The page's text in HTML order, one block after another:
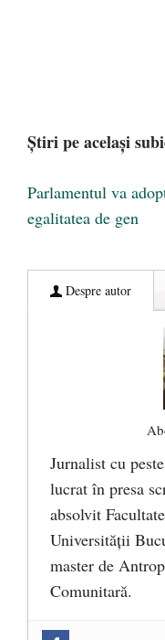
Știri pe același
Parlamentul va
egalitatea de gen
Despre autor
Jurnalist cu
lucrat în presa
absolvit
Universității
master de
Comunitară.